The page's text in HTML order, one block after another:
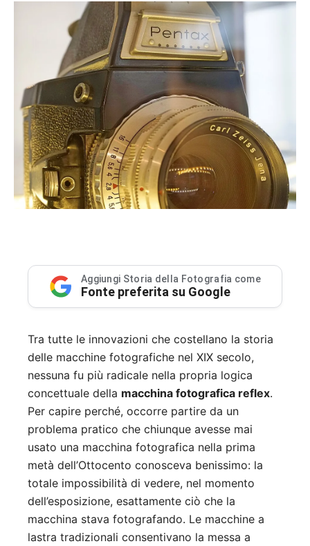
Aggiungi Storia della Fotografia come
Fonte preferita su Google
Tra tutte le innovazioni che costellano la storia
delle macchine fotografiche nel XIX secolo,
nessuna fu più radicale nella propria logica
concettuale della macchina fotografica reflex.
Per capire perché, occorre partire da un
problema pratico che chiunque avesse mai
usato una macchina fotografica nella prima
metà dell’Ottocento conosceva benissimo: la
totale impossibilità di vedere, nel momento
dell’esposizione, esattamente ciò che la
macchina stava fotografando. Le macchine a
lastra tradizionali consentivano la messa a